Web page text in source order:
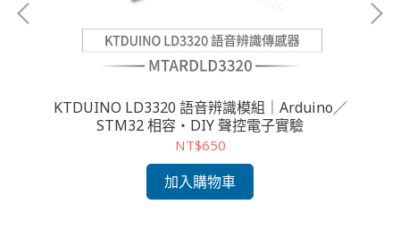
KTDUINO LD3320 語音辨識模組｜Arduino／
STM32 相容・DIY 聲控電子實驗
NT$650
加入購物車